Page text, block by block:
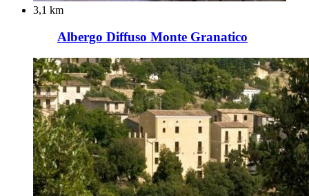
3,1 km
Albergo Diffuso Monte Granatico